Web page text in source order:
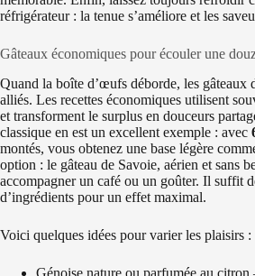
réfrigérateur : la tenue s’améliore et les
Gâteaux économiques pour écouler une
Quand la boîte d’œufs déborde, les gâteaux
alliés. Les recettes économiques utilisent
et transforment le surplus en douceurs
classique en est un excellent exemple : avec
montés, vous obtenez une base légère
option : le gâteau de Savoie, aérien et sans
accompagner un café ou un goûter. Il suffit
d’ingrédients pour un effet maximal.
Voici quelques idées pour varier les plaisirs :
Génoise nature ou parfumée au